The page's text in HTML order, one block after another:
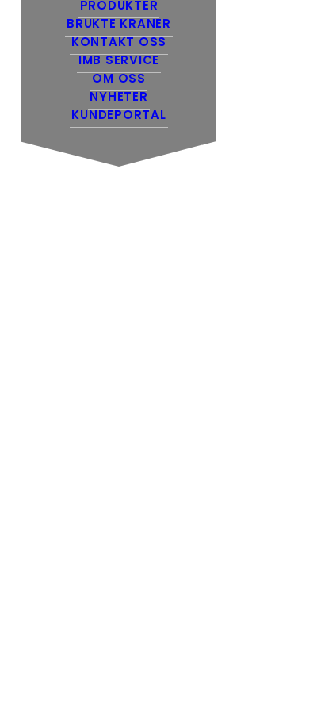
PRODUKTER
BRUKTE KRANER
KONTAKT OSS
IMB SERVICE
OM OSS
NYHETER
KUNDEPORTAL